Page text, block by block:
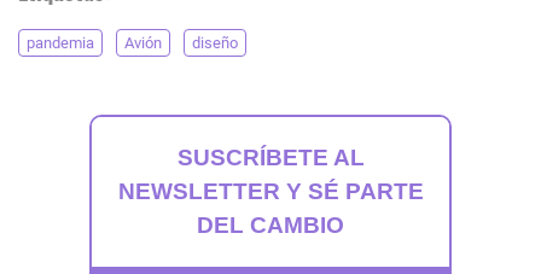
pandemia Avión diseño
SUSCRÍBETE AL
NEWSLETTER Y SÉ PARTE
DEL CAMBIO